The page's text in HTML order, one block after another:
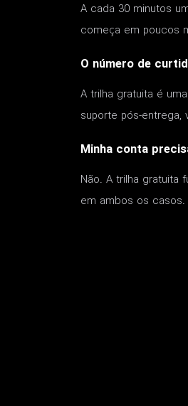
A cada 30 minutos
começa em poucos
O número de
A trilha gratuita é
suporte pós-entrega,
Minha conta
Não. A trilha
em ambos os casos.